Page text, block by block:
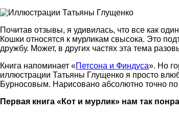
Почитав отзывы, я удивилась, что все как
Кошки относятся к мурликам свысока. Это
дружбу. Может, в других частях эта тема
Книга напоминает «Петсона и Финдуса». Но
иллюстрации Татьяны Глущенко я просто
Бурносовым. Нарисовано абсолютно точно по
Первая книга «Кот и мурлик» нам так